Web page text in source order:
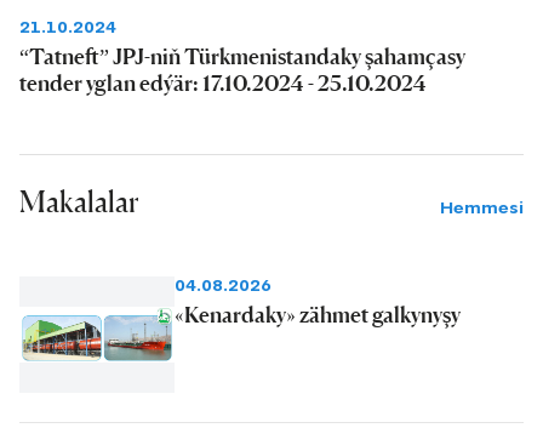
21.10.2024
“Tatneft” JPJ-niň Türkmenistandaky şahamçasy
tender yglan edýär: 17.10.2024 - 25.10.2024
Makalalar Hemmesi
04.08.2026
«Kenardaky» zähmet galkynyşy